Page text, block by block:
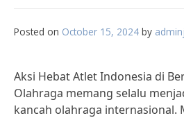
Posted on October 15, 2024 by
Aksi Hebat Atlet Indonesia di
Olahraga memang selalu
kancah olahraga internasional.